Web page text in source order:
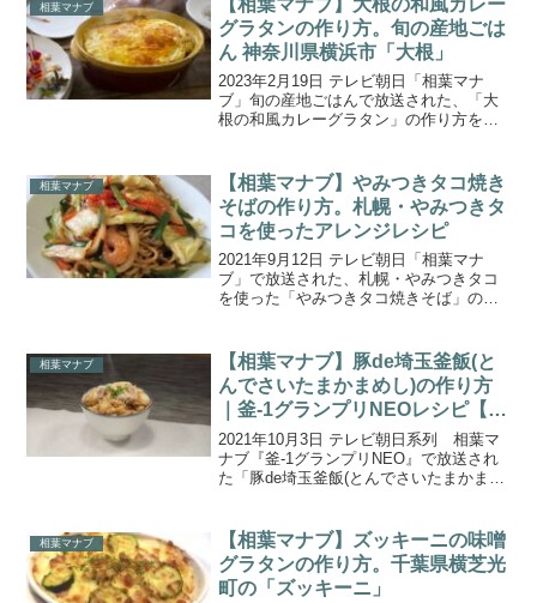
聴者の皆さんに聞...
相葉マナブ
グラタンの作り方。旬の産地ごは
ん 神奈川県横浜市「大根」
2023年2月19日 テレビ朝日「相葉マナ
ブ」旬の産地ごはんで放送された、「大
根の和風カレーグラタン」の作り方をご
神楽(ふゆかぐら)”という品種の大根を収
穫！地元の農...
相葉マナブ
【相葉マナブ】やみつきタコ焼き
そばの作り方。札幌・やみつきタ
コを使ったアレンジレシピ
2021年9月12日 テレビ朝日「相葉マナ
ブ」で放送された、札幌・やみつきタコ
を使った「やみつきタコ焼きそば」の作
道博”。北海道ならではの名産品を使った
家庭でも簡単に...
相葉マナブ
【相葉マナブ】豚de埼玉釜飯(と
んでさいたまかまめし)の作り方
｜釜-1グランプリNEOレシピ【10
月3日放送】
2021年10月3日 テレビ朝日系列 相葉マ
ナブ『釜-1グランプリNEO』で放送され
た「豚de埼玉釜飯(とんでさいたまかまめ
が投稿した釜飯レシピから多数決で勝者
が...
相葉マナブ
【相葉マナブ】ズッキーニの味噌
グラタンの作り方。千葉県横芝光
町の「ズッキーニ」